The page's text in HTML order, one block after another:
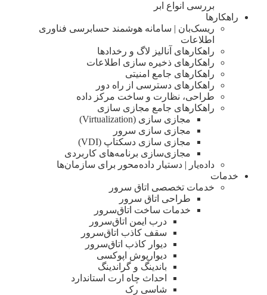
بررسی انواع ابر
راهکارها
ریسک‌بان | سامانه هوشمند حسابرسی فناوری
اطلاعات
راهکارهای آنالیز لاگ و رخدادها
راهکارهای ذخیره سازی اطلاعات
راهکارهای جامع امنیتی
راهکارهای دسترسی از راه دور
طراحی، نظارت و ساخت مرکز داده
راهکارهای جامع مجازی سازی
مجازی سازی (Virtualization)
مجازی‌ سازی سرور
مجازی‌ سازی دسکتاپ (VDI)
مجازی‌سازی برنامه‌های کاربردی
داده‌یار | دستیار داده‌محور برای سازمان‌ها
خدمات
خدمات تخصصی اتاق سرور
طراحی اتاق‌ سرور
خدمات ساخت اتاق‌سرور
درب ایمن اتاق‌سرور
سقف کاذب اتاق‌سرور
دیوار کاذب اتاق‌سرور
دیوار‌پوش اپوکسی
باندینگ و گراندینگ
احداث چاه ارت استاندارد
شاسی رک